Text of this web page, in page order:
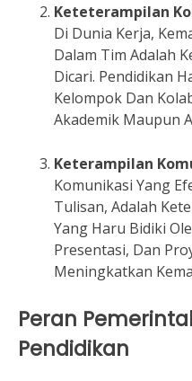
Keteterampilan
Di Dunia Kerja,
Dalam Tim Adalah
Dicari. Pendidikan
Kelompok Dan
Akademik Maupun
Keterampilan
Komunikasi Yang
Tulisan, Adalah
Yang Haru Bidiki
Presentasi, Dan
Meningkatkan
Peran
Pendidikan